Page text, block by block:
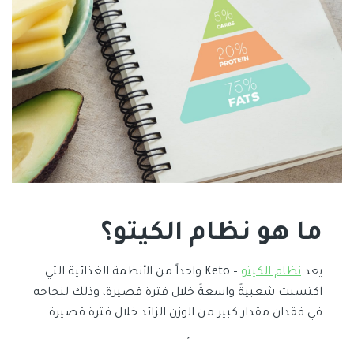
ما هو نظام الكيتو؟
يعد نظام الكيتو
– Keto واحداً من الأنظمة الغذائية التي
اكتسبت شعبيةً واسعةً خلال فترة قصيرة، وذلك لنجاحه
في فقدان مقدار كبير من الوزن الزائد خلال فترة قصيرة.